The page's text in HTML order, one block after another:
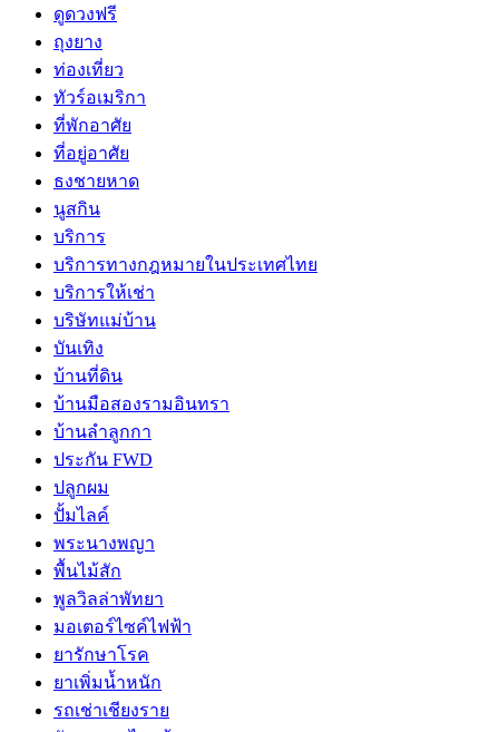
ดูดวงฟรี
ถุงยาง
ท่องเที่ยว
ทัวร์อเมริกา
ที่พักอาศัย
ที่อยู่อาศัย
ธงชายหาด
นูสกิน
บริการ
บริการทางกฎหมายในประเทศไทย
บริการให้เช่า
บริษัทแม่บ้าน
บันเทิง
บ้านที่ดิน
บ้านมือสองรามอินทรา
บ้านลำลูกกา
ประกัน FWD
ปลูกผม
ปั้มไลค์
พระนางพญา
พื้นไม้สัก
พูลวิลล่าพัทยา
มอเตอร์ไซค์ไฟฟ้า
ยารักษาโรค
ยาเพิ่มน้ำหนัก
รถเช่าเชียงราย